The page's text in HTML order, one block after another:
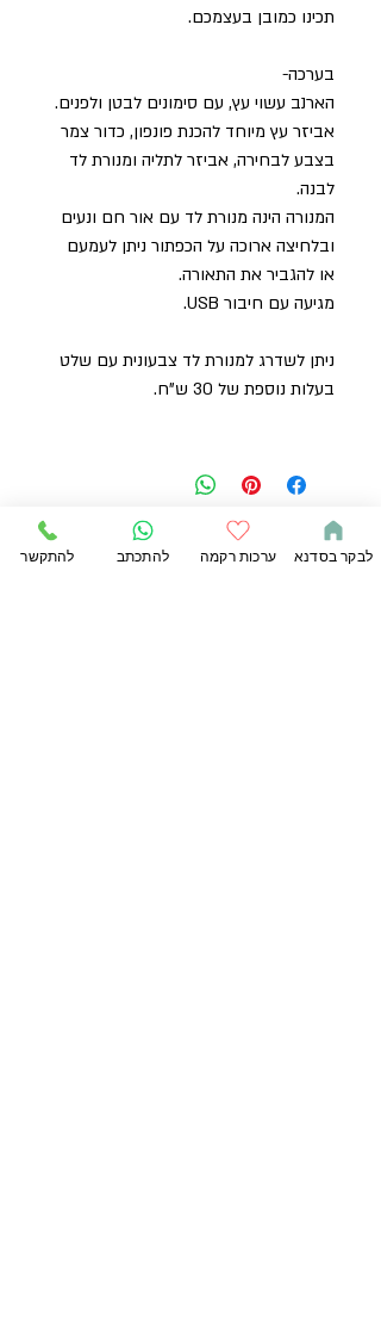
תכינו כמובן בעצמכם.
בערכה-
הארנב עשוי עץ, עם סימונים לבטן ולפנים.
אביזר עץ מיוחד להכנת פונפון, כדור צמר
בצבע לבחירה, אביזר לתליה ומנורת לד
לבנה.
המנורה הינה מנורת לד עם אור חם ונעים
ובלחיצה ארוכה על הכפתור ניתן לעמעם
או להגביר את התאורה.
מגיעה עם חיבור USB.
ניתן לשדרג למנורת לד צבעונית עם שלט
בעלות נוספת של 30 ש"ח.
להתקשר להתכתב ערכות רקמה לבקר בסדנא